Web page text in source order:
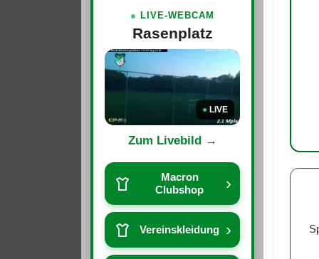
● LIVE-WEBCAM
Rasenplatz
● LIVE
Zum Livebild →
Macron
Clubshop
›
Vereinskleidung ›